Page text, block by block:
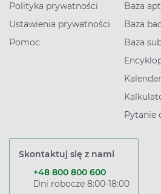
Polityka prywatności
Ustawienia prywatności
Pomoc
Baza
Baza
Baza
Pytanie
Skontaktuj się z nami
+48 800 800 600
Dni robocze 8:00-18:00